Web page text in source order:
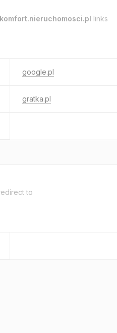
komfort.nieruchomosci.pl links
google.pl
gratka.pl
to